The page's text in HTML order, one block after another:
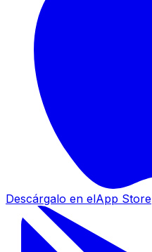
Descárgalo en elApp Store